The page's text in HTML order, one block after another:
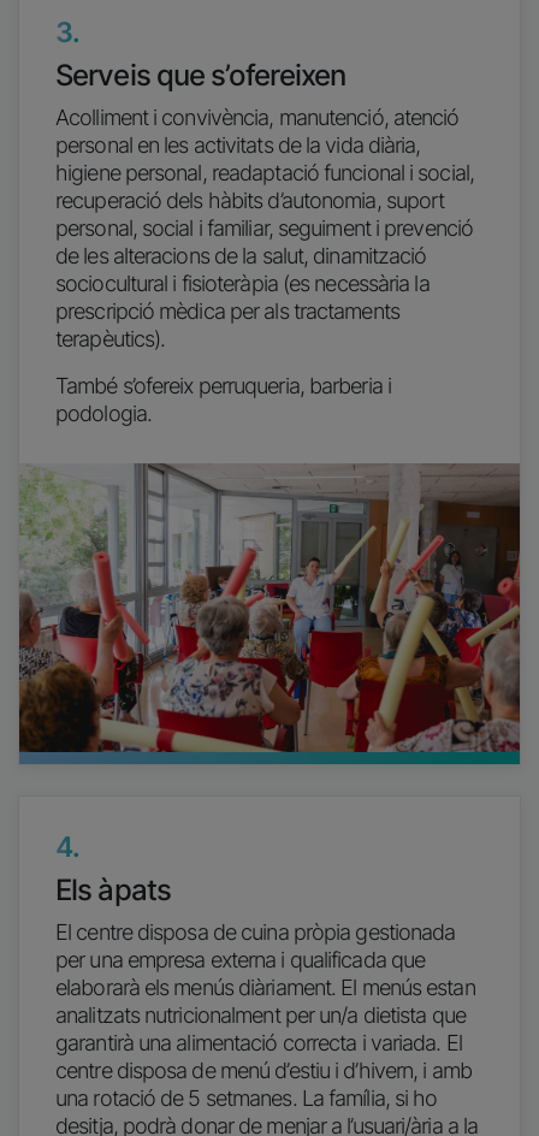
3.
Serveis que s’ofereixen
Acolliment i convivència, manutenció, atenció
personal en les activitats de la vida diària,
higiene personal, readaptació funcional i social,
recuperació dels hàbits d’autonomia, suport
personal, social i familiar, seguiment i prevenció
de les alteracions de la salut, dinamització
sociocultural i fisioteràpia (es necessària la
prescripció mèdica per als tractaments
terapèutics).
També s’ofereix perruqueria, barberia i
podologia.
Imatge
4.
Els àpats
El centre disposa de cuina pròpia gestionada
per una empresa externa i qualificada que
elaborarà els menús diàriament. El menús estan
analitzats nutricionalment per un/a dietista que
garantirà una alimentació correcta i variada. El
centre disposa de menú d’estiu i d’hivern, i amb
una rotació de 5 setmanes. La família, si ho
desitja, podrà donar de menjar a l’usuari/ària a la